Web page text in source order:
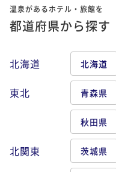
温泉があるホテル・旅館を
都道府県から探す
北海道 北海道
東北 青森県
秋田県
北関東 茨城県